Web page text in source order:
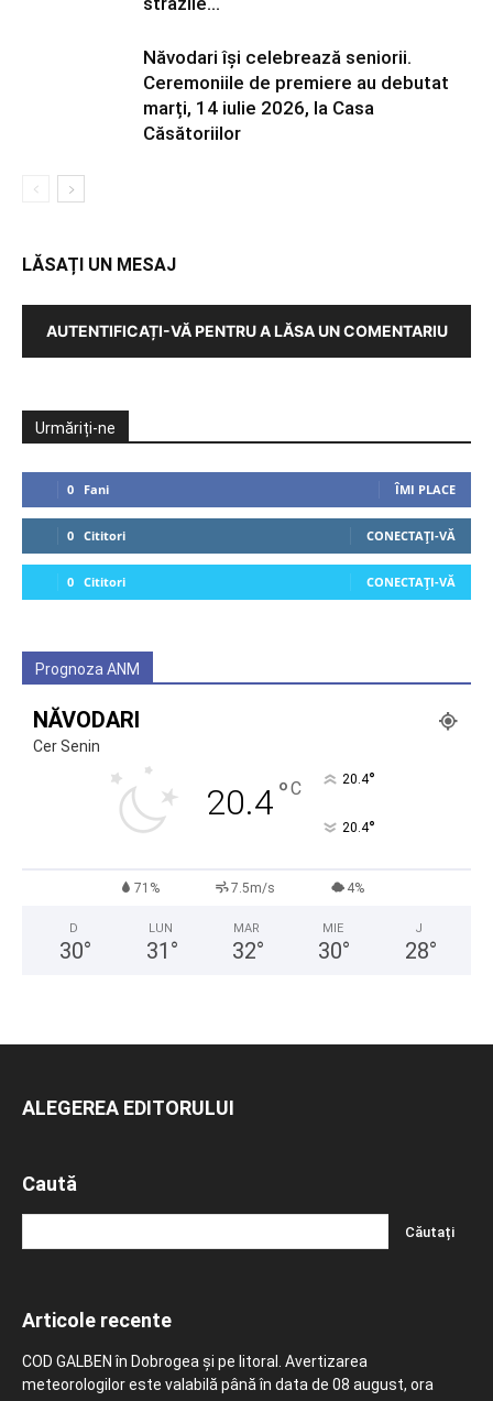
Năvodari își celebrează seniorii.
Ceremoniile de premiere au debutat
marți, 14 iulie 2026, la Casa
Căsătoriilor
LĂSAȚI UN MESAJ
AUTENTIFICAȚI-VĂ PENTRU A LĂSA UN COMENTARIU
Urmăriți-ne
0 Fani ÎMI PLACE
0 Cititori CONECTAȚI-VĂ
0 Cititori CONECTAȚI-VĂ
Prognoza ANM
NĂVODARI
Cer Senin
20.4°C 20.4°
20.4°
71% 7.5m/s 4%
D
30°
LUN
31 °
MAR
32°
MIE
30°
J
28°
ALEGEREA EDITORULUI
Caută
Articole recente
COD GALBEN în Dobrogea și pe litoral. Avertizarea
meteorologilor este valabilă până în data de 08 august, ora